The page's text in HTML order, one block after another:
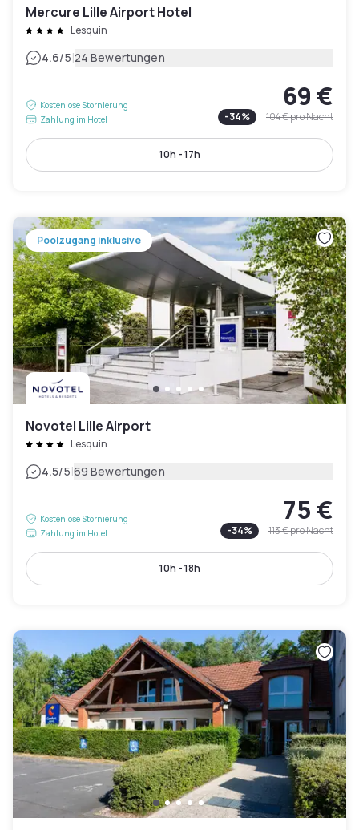
Mercure Lille Airport Hotel
Lesquin
4.6/5|24 Bewertungen
Kostenlose Stornierung
Zahlung im Hotel
69 €
-34% 104 €pro Nacht
10h - 17h
Poolzugang inklusive
Novotel Lille Airport
Lesquin
4.5/5|69 Bewertungen
Kostenlose Stornierung
Zahlung im Hotel
75 €
-34% 113 €pro Nacht
10h - 18h